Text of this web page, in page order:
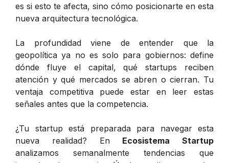
es si esto te afecta, sino cómo posicionarte en esta
nueva arquitectura tecnológica.
La profundidad viene de entender que la
geopolítica ya no es solo para gobiernos: define
dónde fluye el capital, qué startups reciben
atención y qué mercados se abren o cierran. Tu
ventaja competitiva puede estar en leer estas
señales antes que la competencia.
¿Tu startup está preparada para navegar esta
nueva realidad? En Ecosistema Startup
analizamos semanalmente tendencias que